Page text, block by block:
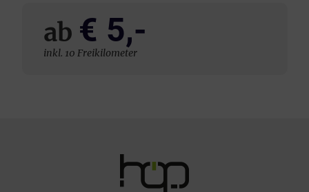
ab € 5,-
inkl. 10 Freikilometer